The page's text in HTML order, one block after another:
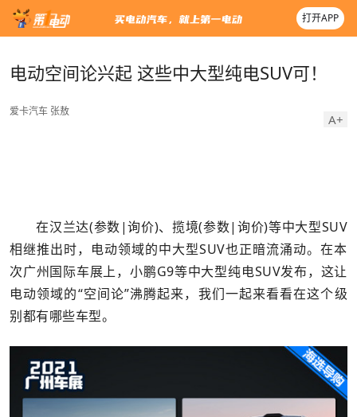
打开APP
电动空间论兴起 这些中大型纯电SUV可！
爱卡汽车 张敖
A+
在汉兰达(参数|询价)、揽境(参数|询价)等中大型SUV
相继推出时，电动领域的中大型SUV也正暗流涌动。在本
次广州国际车展上，小鹏G9等中大型纯电SUV发布，这让
电动领域的“空间论”沸腾起来，我们一起来看看在这个级
别都有哪些车型。